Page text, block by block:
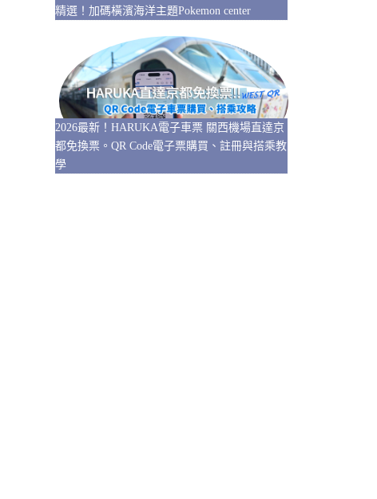
精選！加碼橫濱海洋主題Pokemon center
2026最新！HARUKA電子車票 關西機場直達京
都免換票。QR Code電子票購買、註冊與搭乘教
學